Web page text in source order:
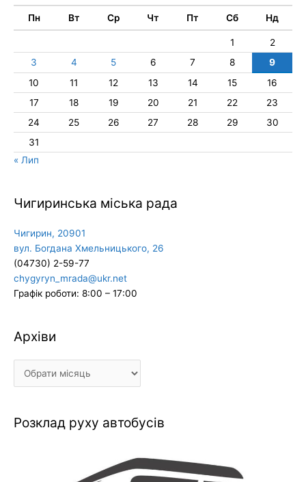
Пн Вт Ср Чт Пт Сб Нд
1
2
3
4 5 6 7 8
9
10
11 12 13 14 15
16
17
18 19 20 21 22
23
24
25 26 27 28 29
30
31
« Лип
Чигиринська міська рада
Чигирин, 20901
вул. Богдана Хмельницького, 26
(04730) 2-59-77
chygyryn_mrada@ukr.net
Графік роботи: 8:00 – 17:00
Архіви
Архіви
Розклад руху автобусів